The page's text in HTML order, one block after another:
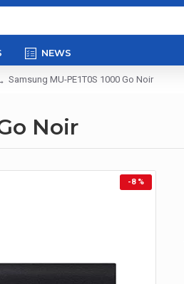
NEWS
Samsung MU-PE1T0S 1000 Go Noir
Noir
-8 %